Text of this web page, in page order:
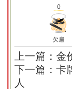
0
欠扁
上一篇：
下一篇：卡
人